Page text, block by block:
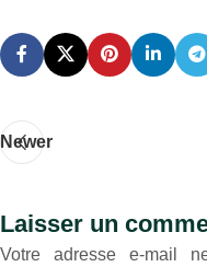
Newer
Laisser un
Votre adresse e-mail